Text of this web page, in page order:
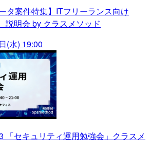
タ案件特集】ITフリーランス向け
説明会 by クラスメソッド
(水) 19:00
「セキュリティ運用勉強会」クラスメ